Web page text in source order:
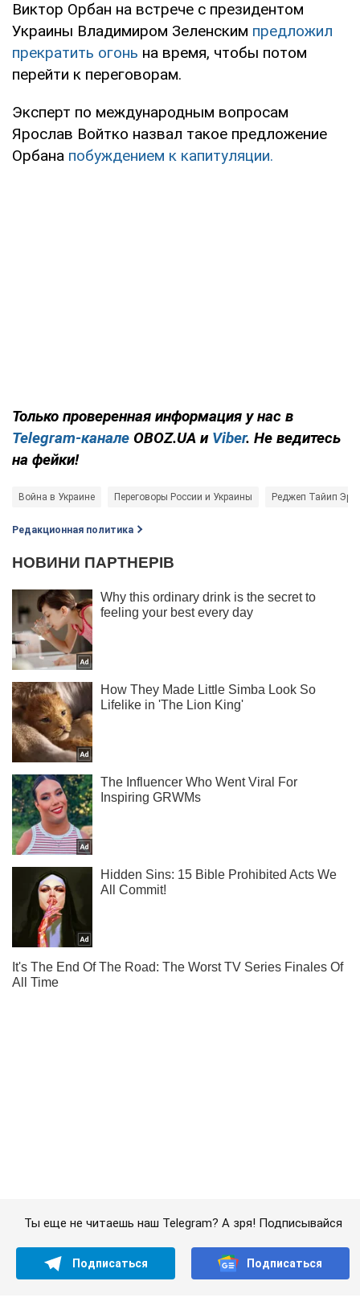
Виктор Орбан на встрече с президентом
Украины Владимиром Зеленским предложил
прекратить огонь на время, чтобы потом
перейти к переговорам.
Эксперт по международным вопросам
Ярослав Войтко назвал такое предложение
Орбана побуждением к капитуляции.
Только проверенная информация у нас в
Telegram-канале OBOZ.UA и Viber. Не ведитесь
на фейки!
Война в Украине Переговоры России и Украины Реджеп Тайип
Редакционная политика